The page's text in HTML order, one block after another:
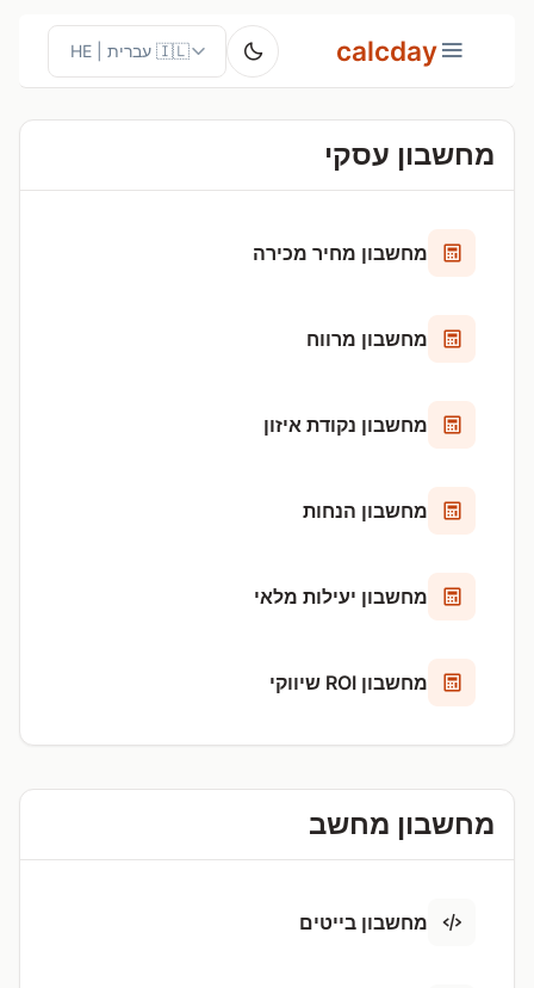
calcday
מחשבון עסקי
מחשבון מחיר מכירה
מחשבון מרווח
מחשבון נקודת איזון
מחשבון הנחות
מחשבון יעילות מלאי
מחשבון ROI שיווקי
מחשבון מחשב
מחשבון בייטים